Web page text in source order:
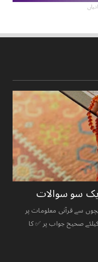
‏سو ‏سوالات
سے قرآنی معلومات پر
صحیح جواب پر ✅ کا